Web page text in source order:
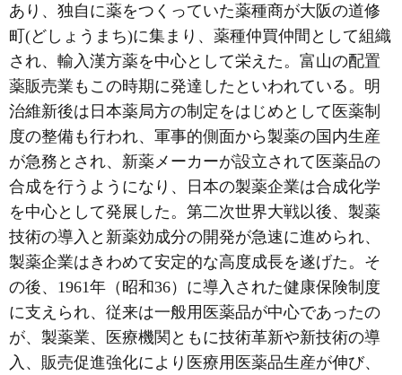
あり、独自に薬をつくっていた薬種商が大阪の道修
町(どしょうまち)に集まり、薬種仲買仲間として組織
され、輸入漢方薬を中心として栄えた。富山の配置
薬販売業もこの時期に発達したといわれている。明
治維新後は日本薬局方の制定をはじめとして医薬制
度の整備も行われ、軍事的側面から製薬の国内生産
が急務とされ、新薬メーカーが設立されて医薬品の
合成を行うようになり、日本の製薬企業は合成化学
を中心として発展した。第二次世界大戦以後、製薬
技術の導入と新薬効成分の開発が急速に進められ、
製薬企業はきわめて安定的な高度成長を遂げた。そ
の後、1961年（昭和36）に導入された健康保険制度
に支えられ、従来は一般用医薬品が中心であったの
が、製薬業、医療機関ともに技術革新や新技術の導
入、販売促進強化により医療用医薬品生産が伸び、